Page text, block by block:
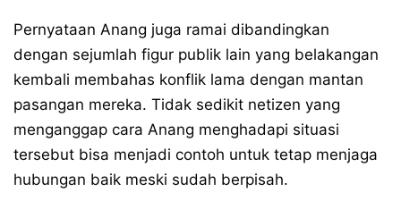
Pernyataan Anang juga ramai dibandingkan
dengan sejumlah figur publik lain yang belakangan
kembali membahas konflik lama dengan mantan
pasangan mereka. Tidak sedikit netizen yang
menganggap cara Anang menghadapi situasi
tersebut bisa menjadi contoh untuk tetap menjaga
hubungan baik meski sudah berpisah.